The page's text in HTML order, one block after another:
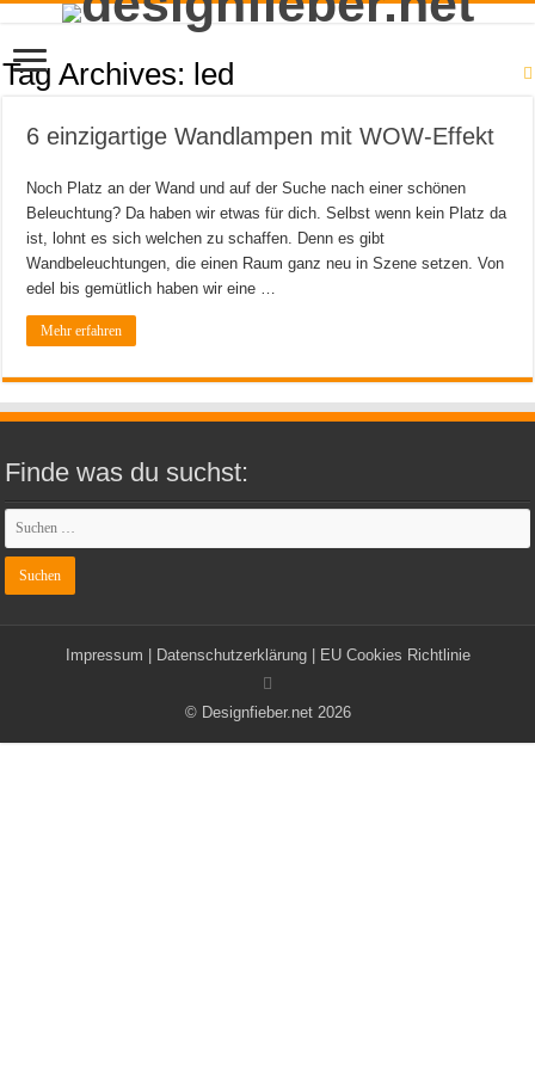
Tag Archives: led
6 einzigartige Wandlampen mit WOW-Effekt
Noch Platz an der Wand und auf der Suche nach einer schönen
Beleuchtung? Da haben wir etwas für dich. Selbst wenn kein Platz da
ist, lohnt es sich welchen zu schaffen. Denn es gibt
Wandbeleuchtungen, die einen Raum ganz neu in Szene setzen. Von
edel bis gemütlich haben wir eine …
Mehr erfahren
Finde was du suchst:
Impressum Datenschutzerklärung| EU Cookies Richtlinie
© Designfieber.net 2026